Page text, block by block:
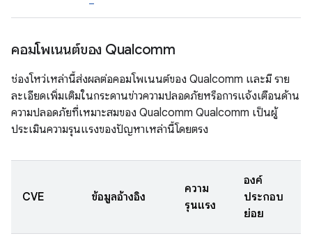
คอมโพเนนต์ของ Qualcomm
ช่องโหว่เหล่านี้ส่งผลต่อคอมโพเนนต์ของ Qualcomm และมี ราย
ละเอียดเพิ่มเติมในกระดานข่าวความปลอดภัยหรือการแจ้งเตือนด้าน
ความปลอดภัยที่เหมาะสมของ Qualcomm Qualcomm เป็นผู้
ประเมินความรุนแรงของปัญหาเหล่านี้โดยตรง
CVE ข้อมูลอ้างอิง
ความ
รุนแรง
องค์
ประกอบ
ย่อย